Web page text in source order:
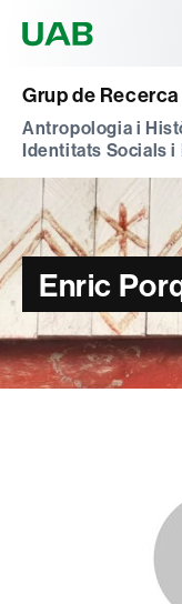
Grup de
Antropologia i
Identitats Socials
Enric